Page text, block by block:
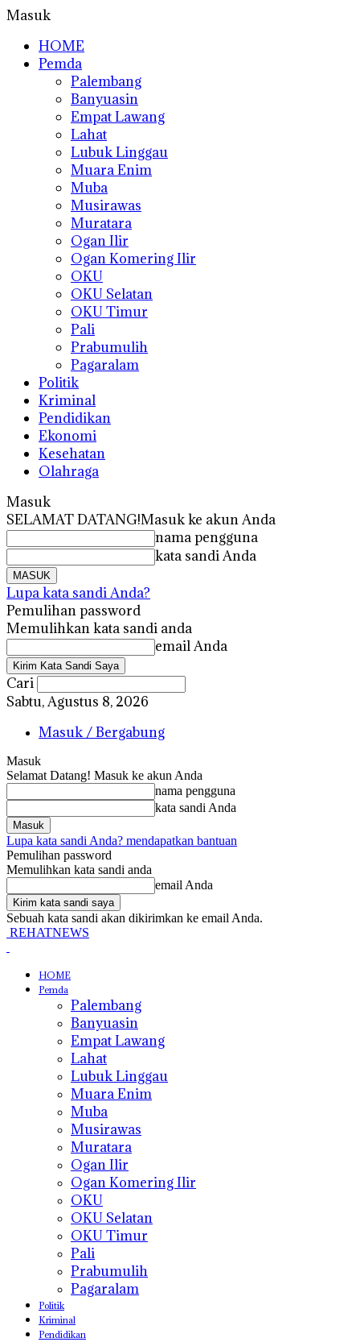
Masuk
HOME
Pemda
Palembang
Banyuasin
Empat Lawang
Lahat
Lubuk Linggau
Muara Enim
Muba
Musirawas
Muratara
Ogan Ilir
Ogan Komering Ilir
OKU
OKU Selatan
OKU Timur
Pali
Prabumulih
Pagaralam
Politik
Kriminal
Pendidikan
Ekonomi
Kesehatan
Olahraga
Masuk
SELAMAT DATANG!Masuk ke akun Anda
nama pengguna
kata sandi Anda
Lupa kata sandi Anda?
Pemulihan password
Memulihkan kata sandi anda
email Anda
Cari
Sabtu, Agustus 8, 2026
Masuk / Bergabung
Masuk
Selamat Datang! Masuk ke akun Anda
nama pengguna
kata sandi Anda
Lupa kata sandi Anda? mendapatkan bantuan
Pemulihan password
Memulihkan kata sandi anda
email Anda
Sebuah kata sandi akan dikirimkan ke email Anda.
REHATNEWS
HOME
Pemda
Palembang
Banyuasin
Empat Lawang
Lahat
Lubuk Linggau
Muara Enim
Muba
Musirawas
Muratara
Ogan Ilir
Ogan Komering Ilir
OKU
OKU Selatan
OKU Timur
Pali
Prabumulih
Pagaralam
Politik
Kriminal
Pendidikan